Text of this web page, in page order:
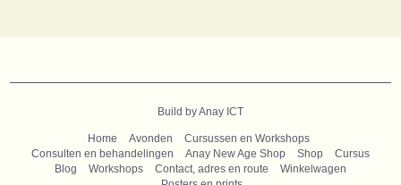
Build by Anay ICT
Home Avonden
Cursussen en Workshops
Consulten en behandelingen
Anay New Age Shop Shop
Cursus
Blog
Workshops Contact, adres en route
Winkelwagen